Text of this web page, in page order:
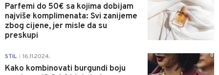
Parfemi do 50€ sa kojima dobijam
najviše komplimenata: Svi zanijeme
zbog cijene, jer misle da su
preskupi
STIL 16.11.2024.
Kako kombinovati burgundi boju
0